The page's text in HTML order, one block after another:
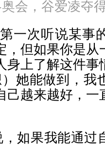
会，谷爱凌夺
一次听说某事
，但如果你是从
身上了解这件事
她能做到，我
己越来越好，一
，如果我能通过